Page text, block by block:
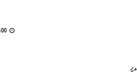
AM
مدیر